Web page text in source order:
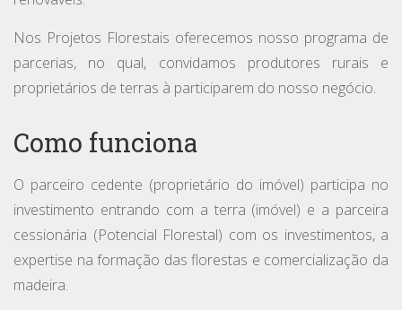
Nos Projetos Florestais oferecemos nosso programa de
parcerias, no qual, convidamos produtores rurais e
proprietários de terras à participarem do nosso negócio.
Como funciona
O parceiro cedente (proprietário do imóvel) participa no
investimento entrando com a terra (imóvel) e a parceira
cessionária (Potencial Florestal) com os investimentos, a
expertise na formação das florestas e comercialização da
madeira.